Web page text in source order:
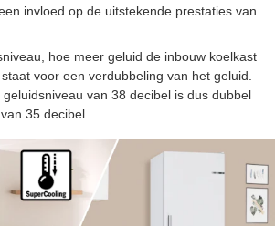
invloed op de uitstekende prestaties van
hoe meer geluid de inbouw koelkast
voor een verdubbeling van het geluid.
van 38 decibel is dus dubbel
35 decibel.